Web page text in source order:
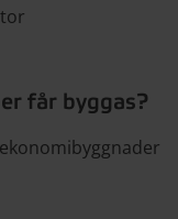
får byggas?